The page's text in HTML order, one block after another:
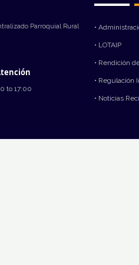
Parroquial Rural
to 17:00
•
• LOTAIP
• Rendición
• Regulación
• Noticias